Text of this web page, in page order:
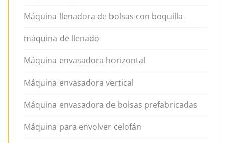
Máquina llenadora de bolsas con boquilla
máquina de llenado
Máquina envasadora horizontal
Máquina envasadora vertical
Máquina envasadora de bolsas prefabricadas
Máquina para envolver celofán